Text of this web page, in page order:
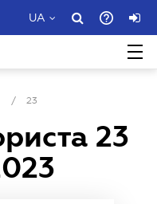
UA
/ 23
23